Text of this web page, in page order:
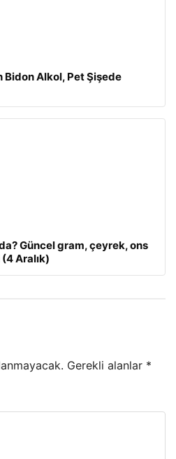
Bidon Alkol, Pet Şişede
Güncel gram, çeyrek, ons
Aralık)
Gerekli alanlar *